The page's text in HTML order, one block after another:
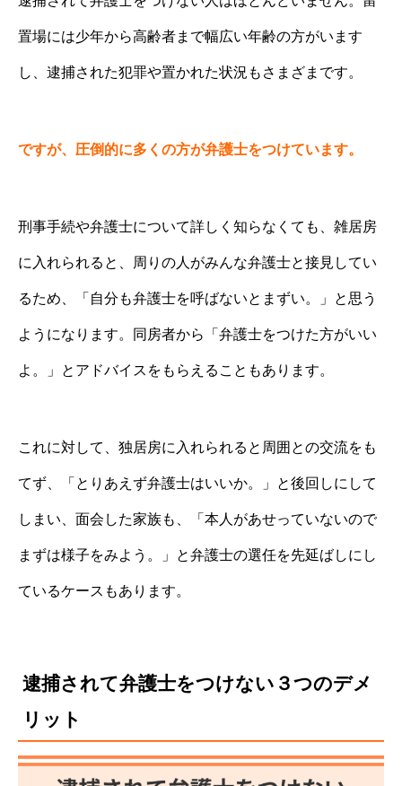
置場には少年から高齢者まで幅広い年齢の方がいます
し、逮捕された犯罪や置かれた状況もさまざまです。
ですが、圧倒的に多くの方が弁護士をつけています。
刑事手続や弁護士について詳しく知らなくても、雑居房
に入れられると、周りの人がみんな弁護士と接見してい
るため、「自分も弁護士を呼ばないとまずい。」と思う
ようになります。 同房者から「弁護士をつけた方がいい
よ。」とアドバイスをもらえることもあります。
これに対して、独居房に入れられると周囲との交流をも
てず、「とりあえず弁護士はいいか。」と後回しにして
しまい、面会した家族も、「本人があせっていないので
まずは様子をみよう。」と弁護士の選任を先延ばしにし
ているケースもあります。
逮捕されて弁護士をつけない３つのデメ
リット